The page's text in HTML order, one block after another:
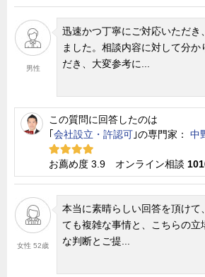
男性
迅速かつ丁寧にご対応いただき
ました。相談内容に対して分か
だき、大変参考に...
この質問に回答したのは
会社設立・許認可 ｣の専門家： 中
お薦め度 3.9 オンライン相談
女性 52歳
本当に素晴らしい回答を頂けて
ても複雑な事情と、こちらの立
な判断とご提...